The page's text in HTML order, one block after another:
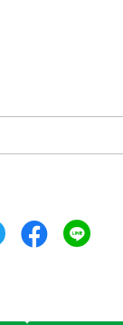
ツイートシェア